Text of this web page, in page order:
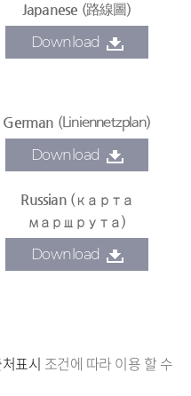
Japanese (路線圖)
Download
German (Liniennetzplan)
Download
Russian (карта
маршрута)
Download
표시 조건에 따라 이용 할 수